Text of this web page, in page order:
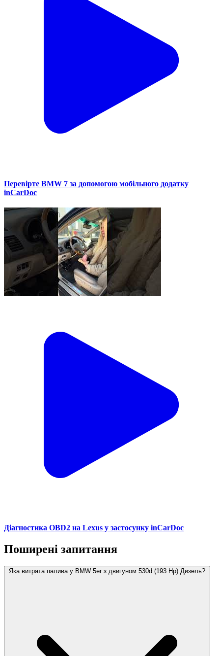
Перевірте BMW 7 за допомогою мобільного додатку
inCarDoc
Діагностика OBD2 на Lexus у застосунку inCarDoc
Поширені запитання
Яка витрата палива у BMW 5er з двигуном 530d (193 Hp) Дизель?